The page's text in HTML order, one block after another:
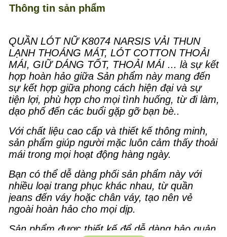
Thông tin sản phẩm
QUẦN LÓT NỮ K8074 NARSIS VẢI THUN
LẠNH THOÁNG MÁT, LÓT COTTON THOẢI
MÁI, GIỮ DÁNG TỐT, THOẢI MÁI ... là sự kết
hợp hoàn hảo giữa Sản phẩm này mang đến
sự kết hợp giữa phong cách hiện đại và sự
tiện lợi, phù hợp cho mọi tình huống, từ đi làm,
dạo phố đến các buổi gặp gỡ bạn bè..
Với chất liệu cao cấp và thiết kế thông minh,
sản phẩm giúp người mặc luôn cảm thấy thoải
mái trong mọi hoạt động hàng ngày.
Bạn có thể dễ dàng phối sản phẩm này với
nhiều loại trang phục khác nhau, từ quần
jeans đến váy hoặc chân váy, tạo nên vẻ
ngoài hoàn hảo cho mọi dịp.
Sản phẩm được thiết kế để dễ dàng bảo quản,